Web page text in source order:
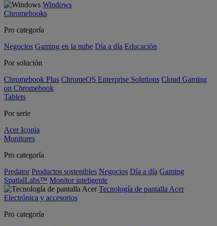
Windows
Chromebooks
Pro categoría
Negocios Gaming en la nube Día a día Educación
Por solución
Chromebook Plus ChromeOS Enterprise Solutions Cloud Gaming
on Chromebook
Tablets
Por serie
Acer Iconia
Monitores
Pro categoría
Predator Productos sostenibles Negocios Día a día Gaming
SpatialLabs™ Monitor inteligente
Tecnología de pantalla Acer
Electrónica y accesorios
Pro categoría